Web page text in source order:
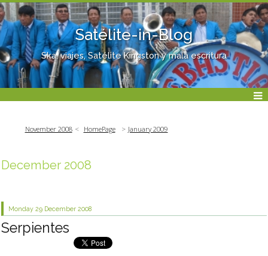
Satélite-in-Blog
Ska, viajes, Satélite Kingston y mala escritura
November 2008 HomePage January 2009
December 2008
Monday 29 December 2008
Serpientes